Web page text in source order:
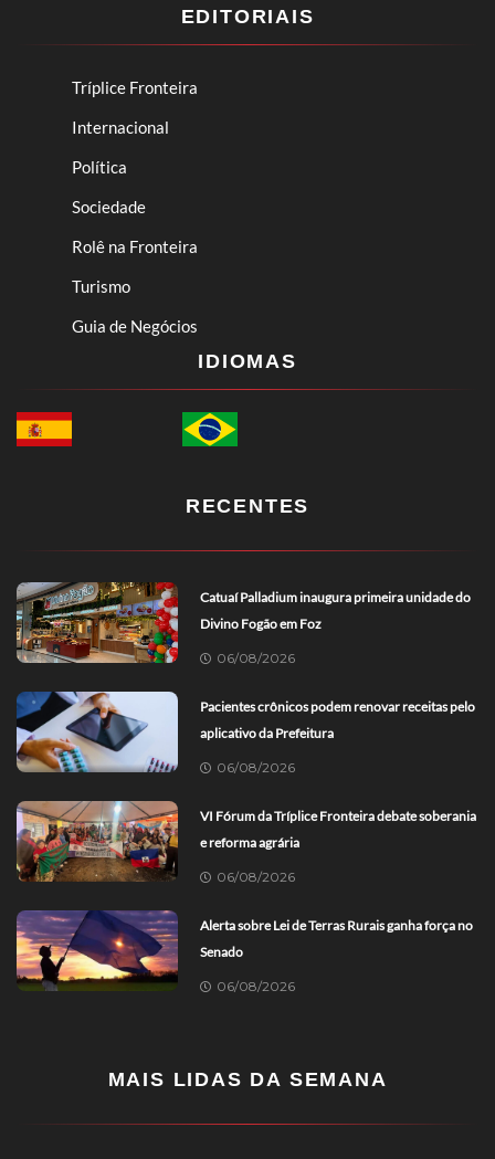
EDITORIAIS
Tríplice Fronteira
Internacional
Política
Sociedade
Rolê na Fronteira
Turismo
Guia de Negócios
IDIOMAS
RECENTES
Catuaí Palladium inaugura primeira unidade do
Divino Fogão em Foz
06/08/2026
Pacientes crônicos podem renovar receitas pelo
aplicativo da Prefeitura
06/08/2026
VI Fórum da Tríplice Fronteira debate soberania
e reforma agrária
06/08/2026
Alerta sobre Lei de Terras Rurais ganha força no
Senado
06/08/2026
MAIS LIDAS DA SEMANA